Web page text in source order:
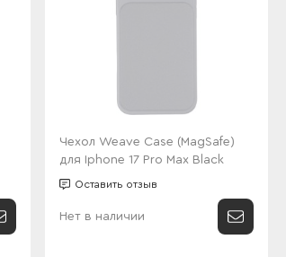
Чехол Weave Case (MagSafe)
для Iphone 17 Pro Max Black
Оставить отзыв
Нет в наличии